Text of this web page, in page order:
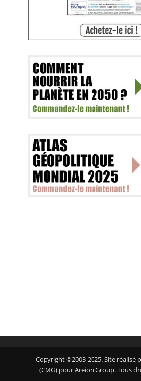
Copyright ©2003-2025. Site réalisé
(CMG) pour Areion Group. Tous